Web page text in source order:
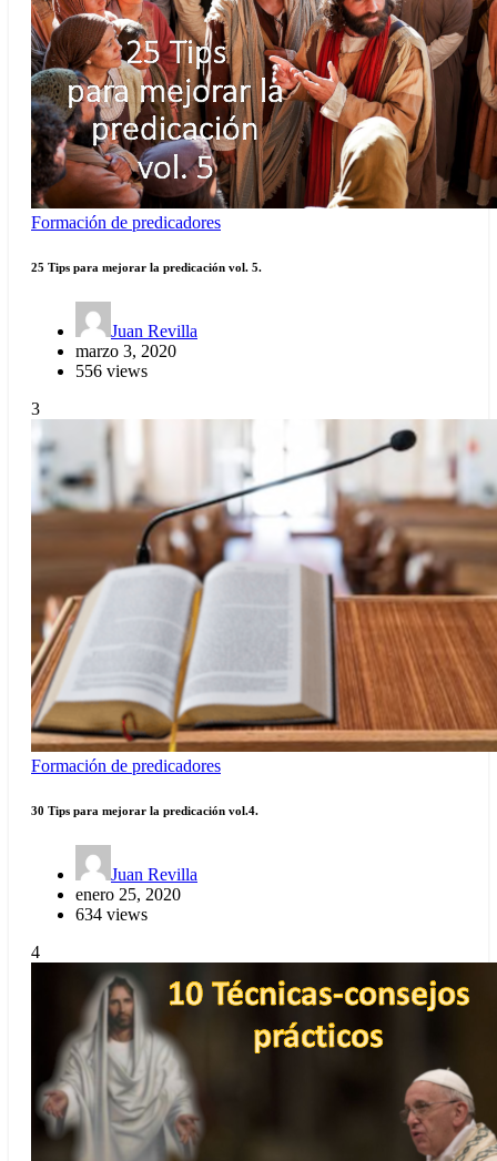
Formación de predicadores
25 Tips para mejorar la predicación vol. 5.
Juan Revilla
marzo 3, 2020
556 views
3
Formación de predicadores
30 Tips para mejorar la predicación vol.4.
Juan Revilla
enero 25, 2020
634 views
4